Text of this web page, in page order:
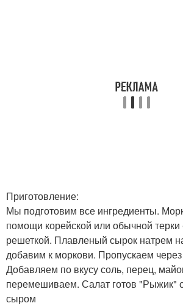
Приготовление:
Мы подготовим все ингредиенты.
помощи корейской или обычной терки
решеткой. Плавленый сырок натрем
добавим к моркови. Пропускаем через
Добавляем по вкусу соль, перец,
перемешиваем. Салат готов "Рыжик"
сыром